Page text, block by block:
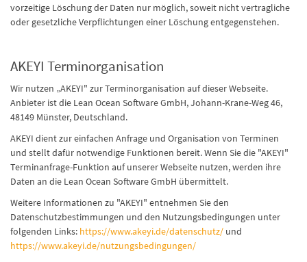
vorzeitige Löschung der Daten nur möglich, soweit nicht vertragliche
oder gesetzliche Verpflichtungen einer Löschung entgegenstehen.
AKEYI Terminorganisation
Wir nutzen „AKEYI" zur Terminorganisation auf dieser Webseite.
Anbieter ist die Lean Ocean Software GmbH, Johann-Krane-Weg 46,
48149 Münster, Deutschland.
AKEYI dient zur einfachen Anfrage und Organisation von Terminen
und stellt dafür notwendige Funktionen bereit. Wenn Sie die "AKEYI"
Terminanfrage-Funktion auf unserer Webseite nutzen, werden ihre
Daten an die Lean Ocean Software GmbH übermittelt.
Weitere Informationen zu "AKEYI" entnehmen Sie den
Datenschutzbestimmungen und den Nutzungsbedingungen unter
folgenden Links: https://www.akeyi.de/datenschutz/ und
https://www.akeyi.de/nutzungsbedingungen/